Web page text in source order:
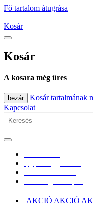
Fő tartalom átugrása
Kosár
Kosár
A kosara még üres
bezár
Kosár tartalmának
Kapcsolat
AKCIÓ AKCIÓ